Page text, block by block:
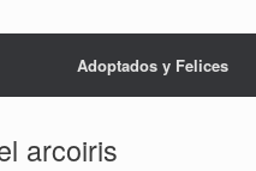
Adoptados y Felices
arcoiris